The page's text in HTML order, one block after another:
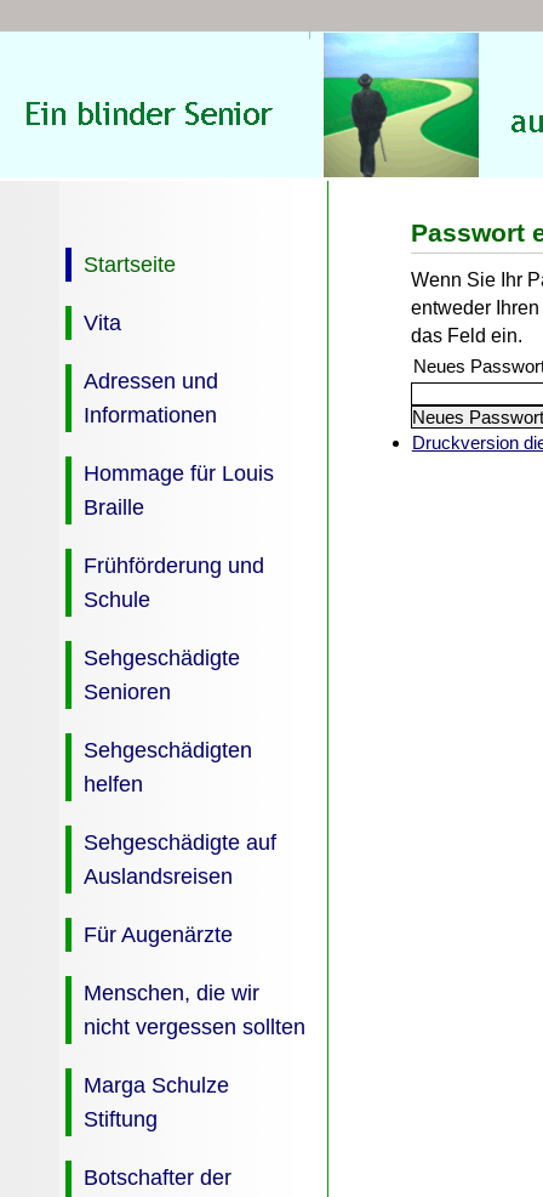
Startseite
Vita
Adressen und
Informationen
Hommage für Louis
Braille
Frühförderung und
Schule
Sehgeschädigte
Senioren
Sehgeschädigten
helfen
Sehgeschädigte auf
Auslandsreisen
Für Augenärzte
Menschen, die wir
nicht vergessen sollten
Marga Schulze
Stiftung
Botschafter der
Passwort
Wenn Sie Ihr
entweder
das Feld ein.
Neues
Druckversion